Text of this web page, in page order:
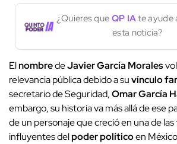
¿Quieres que QP IAte ayude
esta noticia?
ElnombredeJavier García Morales
relevancia pública debido a suvínculo
secretario de Seguridad,Omar García
embargo, su historia va más allá de ese
de un personaje que creció en una de las
influyentes delpoder políticoen